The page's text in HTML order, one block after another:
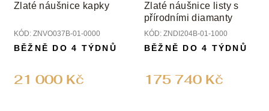
Zlaté náušnice kapky
KÓD: ZNVO037B-01-0000
21 000 Kč
BĚŽNĚ DO 4 TÝDNŮ
Zlaté náušnice listy s
přírodními diamanty
KÓD: ZNDI204B-01-1000
175 740 Kč
BĚŽNĚ DO 4 TÝDNŮ